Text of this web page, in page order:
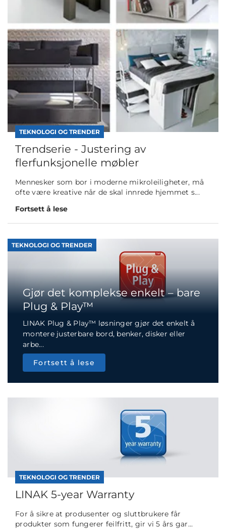
TEKNOLOGI OG TRENDER
Trendserie - Justering av
flerfunksjonelle møbler
Mennesker som bor i moderne mikroleiligheter, må
ofte være kreative når de skal innrede hjemmet s...
Fortsett å lese
TEKNOLOGI OG TRENDER
Gjør det komplekse enkelt – bare
Plug & Play™
LINAK Plug & Play™ løsninger gjør det enkelt å
montere justerbare bord, benker, disker eller
arbe...
Fortsett å lese
TEKNOLOGI OG TRENDER
LINAK 5-year Warranty
For å sikre at produsenter og sluttbrukere får
produkter som fungerer feilfritt, gir vi 5 års gar...